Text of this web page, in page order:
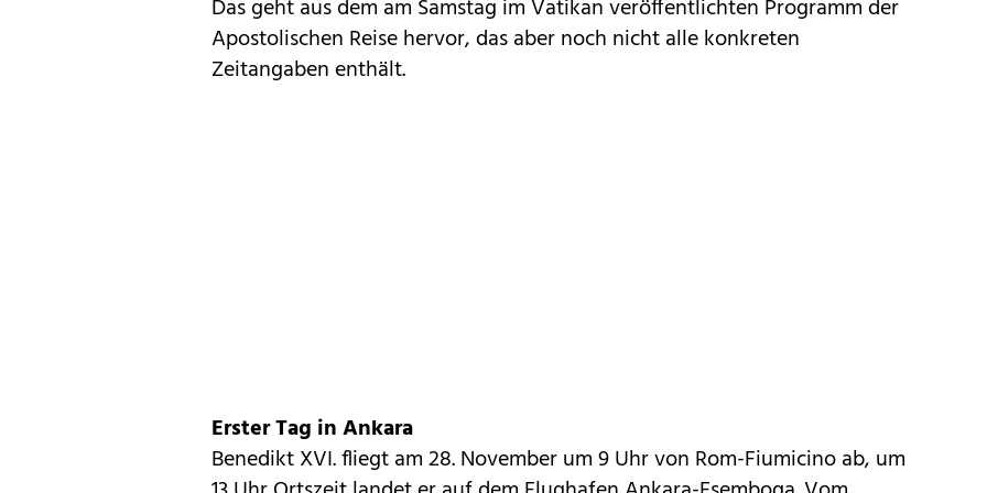
Das geht aus dem am Samstag im Vatikan veröffentlichten Programm der
Apostolischen Reise hervor, das aber noch nicht alle konkreten
Zeitangaben enthält.
Erster Tag in Ankara
Benedikt XVI. fliegt am 28. November um 9 Uhr von Rom-Fiumicino ab, um